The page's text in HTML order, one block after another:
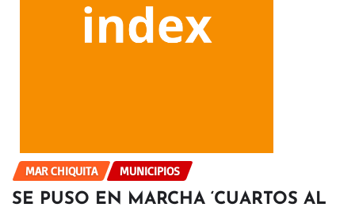
MAR CHIQUITA MUNICIPIOS
SE PUSO EN MARCHA ‘CUARTOS AL